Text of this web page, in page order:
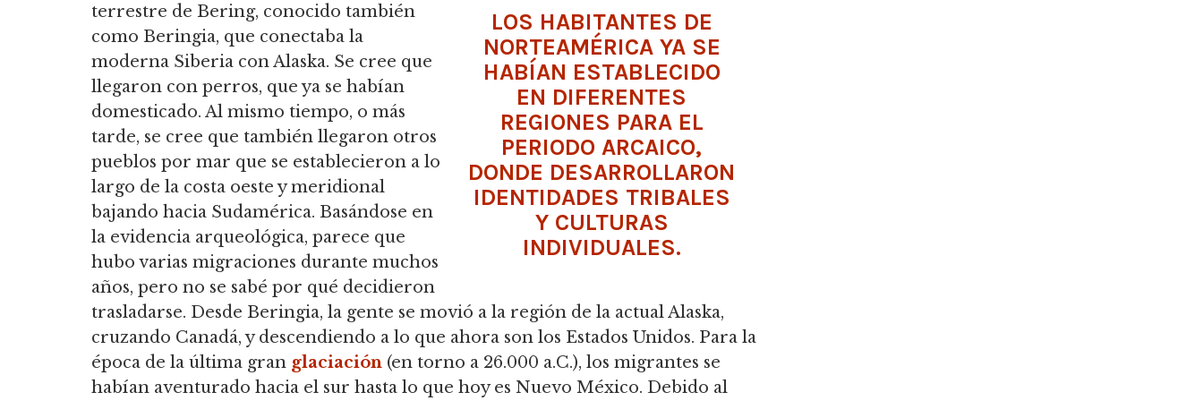
LOS HABITANTES DE
NORTEAMÉRICA YA SE
HABÍAN ESTABLECIDO
EN DIFERENTES
REGIONES PARA EL
PERIODO ARCAICO,
DONDE DESARROLLARON
IDENTIDADES TRIBALES
Y CULTURAS
INDIVIDUALES.
terrestre de Bering, conocido también
como Beringia, que conectaba la
moderna Siberia con Alaska. Se cree que
llegaron con perros, que ya se habían
domesticado. Al mismo tiempo, o más
tarde, se cree que también llegaron otros
pueblos por mar que se establecieron a lo
largo de la costa oeste y meridional
bajando hacia Sudamérica. Basándose en
la evidencia arqueológica, parece que
hubo varias migraciones durante muchos
años, pero no se sabé por qué decidieron
trasladarse. Desde Beringia, la gente se movió a la región de la actual Alaska,
cruzando Canadá, y descendiendo a lo que ahora son los Estados Unidos. Para la
época de la última gran glaciación (en torno a 26.000 a.C.), los migrantes se
habían aventurado hacia el sur hasta lo que hoy es Nuevo México. Debido al